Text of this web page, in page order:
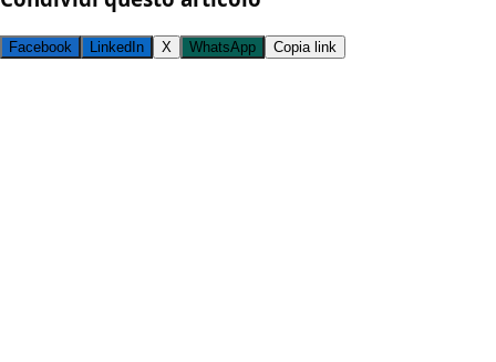
Facebook LinkedIn X WhatsApp Copia link